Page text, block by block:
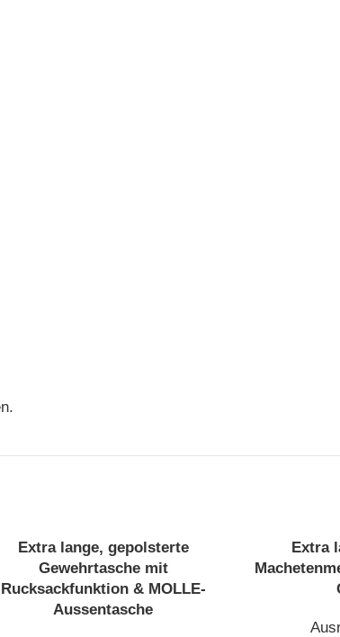
Extra lange, gepolsterte
Gewehrtasche mit
Rucksackfunktion & MOLLE-
Aussentasche
ERKA
Extra